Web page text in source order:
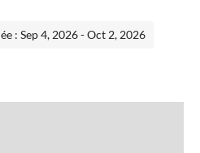
: Sep 4, 2026 - Oct 2, 2026